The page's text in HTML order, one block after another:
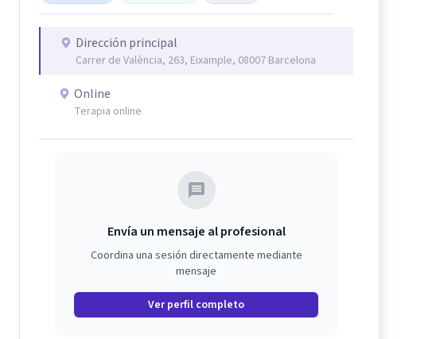
Dirección principal
Carrer de València, 263, Eixample, 08007 Barcelona
Online
Terapia online
Envía un mensaje al profesional
Coordina una sesión directamente mediante
mensaje
Ver perfil completo